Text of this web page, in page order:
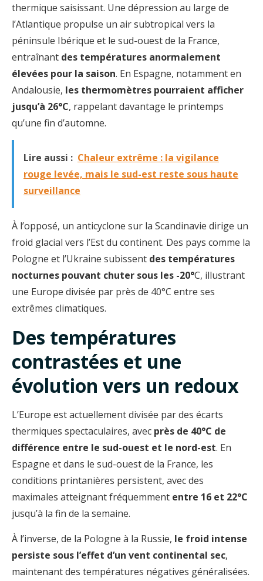
thermique saisissant. Une dépression au large de
l’Atlantique propulse un air subtropical vers la
péninsule Ibérique et le sud-ouest de la France,
entraînant des températures anormalement
élevées pour la saison. En Espagne, notamment en
Andalousie, les thermomètres pourraient afficher
jusqu’à 26°C, rappelant davantage le printemps
qu’une fin d’automne.
Lire aussi : Chaleur extrême : la vigilance
rouge levée, mais le sud-est reste sous haute
surveillance
À l’opposé, un anticyclone sur la Scandinavie dirige un
froid glacial vers l’Est du continent. Des pays comme la
Pologne et l’Ukraine subissent des températures
nocturnes pouvant chuter sous les -20°C, illustrant
une Europe divisée par près de 40°C entre ses
extrêmes climatiques.
Des températures
contrastées et une
évolution vers un redoux
L’Europe est actuellement divisée par des écarts
thermiques spectaculaires, avec près de 40°C de
différence entre le sud-ouest et le nord-est. En
Espagne et dans le sud-ouest de la France, les
conditions printanières persistent, avec des
maximales atteignant fréquemment entre 16 et 22°C
jusqu’à la fin de la semaine.
À l’inverse, de la Pologne à la Russie, le froid intense
persiste sous l’effet d’un vent continental sec,
maintenant des températures négatives généralisées.